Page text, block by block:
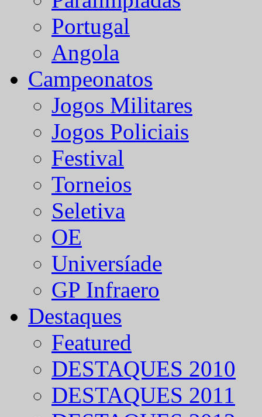
Portugal
Angola
Campeonatos
Jogos Militares
Jogos Policiais
Festival
Torneios
Seletiva
OE
Universíade
GP Infraero
Destaques
Featured
DESTAQUES 2010
DESTAQUES 2011